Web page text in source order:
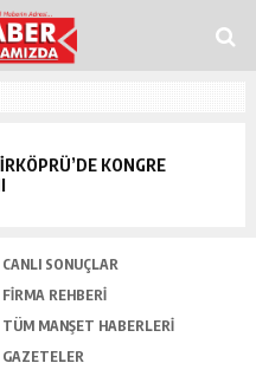
betosfer
KONGRE
CANLI SONUÇLAR
FİRMA REHBERİ
TÜM MANŞET HABERLERİ
GAZETELER